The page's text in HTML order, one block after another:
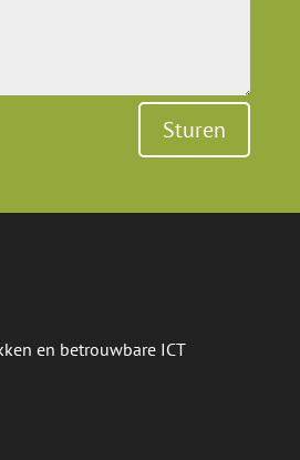
Sturen
en betrouwbare ICT